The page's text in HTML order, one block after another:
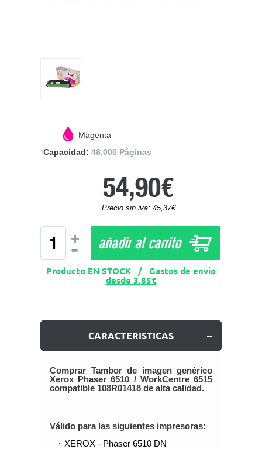
Magenta
Capacidad: 48.000 Páginas
54,90€
Precio sin iva: 45,37€
+
- añadir al carrito
Producto EN STOCK / Gastos de envío
desde 3.85€
CARACTERISTICAS
Comprar Tambor de imagen genérico
Xerox Phaser 6510 / WorkCentre 6515
compatible 108R01418 de alta calidad.
Válido para las siguientes impresoras:
XEROX - Phaser 6510 DN